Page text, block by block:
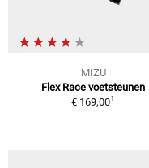
MIZU
Flex Race voetsteunen
€ 169,001